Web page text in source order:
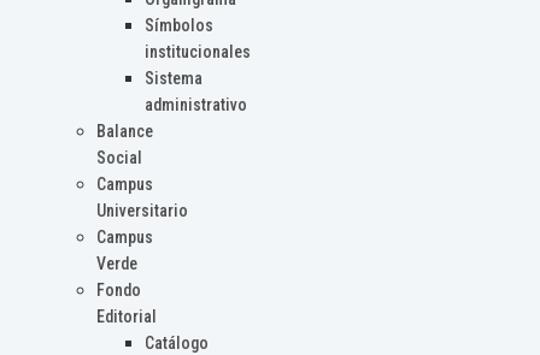
Símbolos
institucionales
Sistema
administrativo
Balance
Social
Campus
Universitario
Campus
Verde
Fondo
Editorial
Catálogo